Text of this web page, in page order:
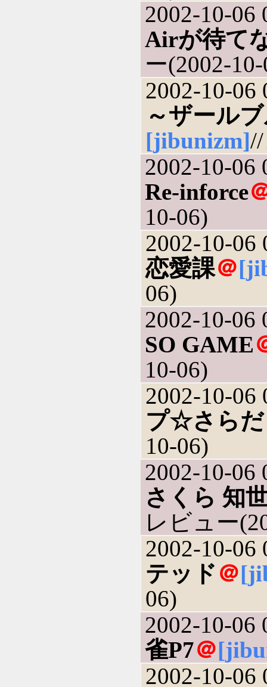
2002-10-06
Airが待て
ー(2002-
2002-10-06
～ザール
[jibunizm]
2002-10-06
Re-inforce
10-06)
2002-10-06
恋愛課＠
06)
2002-10-06
SO GAME
10-06)
2002-10-06
プ☆さらだ
10-06)
2002-10-06
さくら 知
レビュー
2002-10-06
テッド ＠
06)
2002-10-06
雀P7＠
2002-10-06